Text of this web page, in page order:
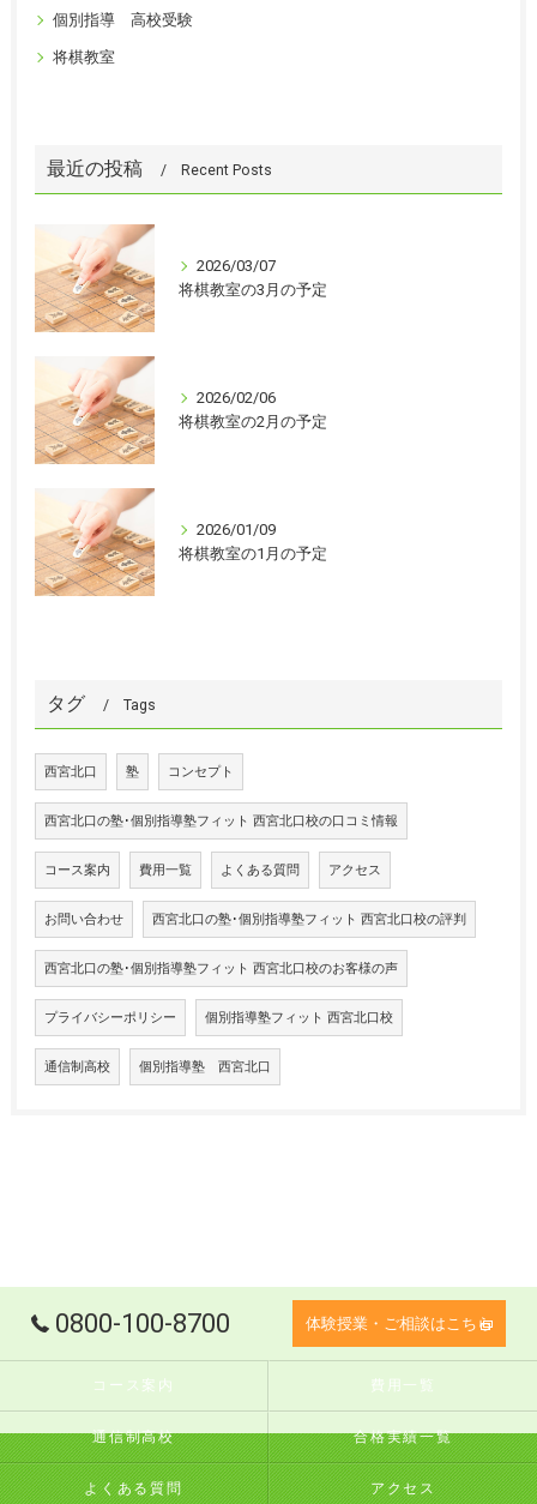
個別指導 高校受験
将棋教室
最近の投稿 Recent Posts
2026/03/07
将棋教室の3月の予定
2026/02/06
将棋教室の2月の予定
2026/01/09
将棋教室の1月の予定
タグ Tags
西宮北口 塾 コンセプト
西宮北口の塾･個別指導塾フィット 西宮北口校の口コミ情報
コース案内 費用一覧 よくある質問 アクセス
お問い合わせ 西宮北口の塾･個別指導塾フィット 西宮北口校の評判
西宮北口の塾･個別指導塾フィット 西宮北口校のお客様の声
プライバシーポリシー 個別指導塾フィット 西宮北口校
通信制高校 個別指導塾 西宮北口
0800-100-8700 体験授業・ご相談はこちら
コース案内 費用一覧
通信制高校 合格実績一覧
よくある質問 アクセス